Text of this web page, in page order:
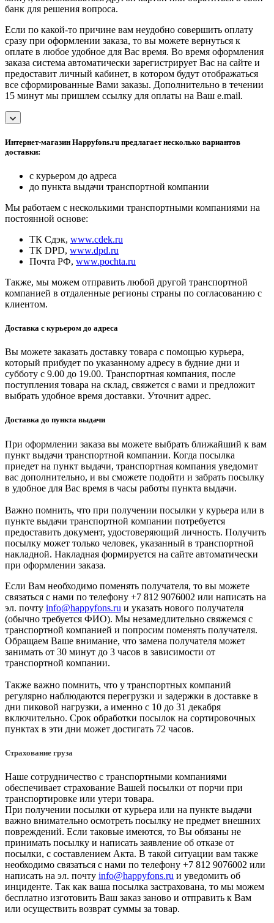
банк для решения вопроса.
Если по какой-то причине вам неудобно совершить оплату
сразу при оформлении заказа, то вы можете вернуться к
оплате в любое удобное для Вас время. Во время оформления
заказа система автоматически зарегистрирует Вас на сайте и
предоставит личный кабинет, в котором будут отображаться
все сформированные Вами заказы. Дополнительно в течении
15 минут мы пришлем ссылку для оплаты на Ваш e.mail.
Интернет-магазин Happyfons.ru предлагает несколько вариантов
доставки:
с курьером до адреса
до пункта выдачи транспортной компании
Мы работаем с несколькими транспортными компаниями на
постоянной основе:
ТК Сдэк, www.cdek.ru
ТК DPD, www.dpd.ru
Почта РФ, www.pochta.ru
Также, мы можем отправить любой другой транспортной
компанией в отдаленные регионы страны по согласованию с
клиентом.
Доставка с курьером до адреса
Вы можете заказать доставку товара с помощью курьера,
который прибудет по указанному адресу в будние дни и
субботу с 9.00 до 19.00. Транспортная компания, после
поступления товара на склад, свяжется с вами и предложит
выбрать удобное время доставки. Уточнит адрес.
Доставка до пункта выдачи
При оформлении заказа вы можете выбрать ближайший к вам
пункт выдачи транспортной компании. Когда посылка
приедет на пункт выдачи, транспортная компания уведомит
вас дополнительно, и вы сможете подойти и забрать посылку
в удобное для Вас время в часы работы пункта выдачи.
Важно помнить, что при получении посылки у курьера или в
пункте выдачи транспортной компании потребуется
предоставить документ, удостоверяющий личность. Получить
посылку может только человек, указанный в транспортной
накладной. Накладная формируется на сайте автоматически
при оформлении заказа.
Если Вам необходимо поменять получателя, то вы можете
связаться с нами по телефону +7 812 9076002 или написать на
эл. почту info@happyfons.ru и указать нового получателя
(обычно требуется ФИО). Мы незамедлительно свяжемся с
транспортной компанией и попросим поменять получателя.
Обращаем Ваше внимание, что замена получателя может
занимать от 30 минут до 3 часов в зависимости от
транспортной компании.
Также важно помнить, что у транспортных компаний
регулярно наблюдаются перегрузки и задержки в доставке в
дни пиковой нагрузки, а именно с 10 до 31 декабря
включительно. Срок обработки посылок на сортировочных
пунктах в эти дни может достигать 72 часов.
Страхование груза
Наше сотрудничество с транспортными компаниями
обеспечивает страхование Вашей посылки от порчи при
транспортировке или утери товара.
При получении посылки от курьера или на пункте выдачи
важно внимательно осмотреть посылку не предмет внешних
повреждений. Если таковые имеются, то Вы обязаны не
принимать посылку и написать заявление об отказе от
посылки, с составлением Акта. В такой ситуации вам также
необходимо связаться с нами по телефону +7 812 9076002 или
написать на эл. почту info@happyfons.ru и уведомить об
инциденте. Так как ваша посылка застрахована, то мы можем
бесплатно изготовить Ваш заказ заново и отправить к Вам
или осуществить возврат суммы за товар.